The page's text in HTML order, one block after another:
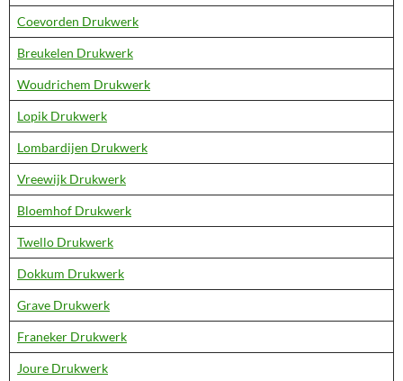
Coevorden Drukwerk
Breukelen Drukwerk
Woudrichem Drukwerk
Lopik Drukwerk
Lombardijen Drukwerk
Vreewijk Drukwerk
Bloemhof Drukwerk
Twello Drukwerk
Dokkum Drukwerk
Grave Drukwerk
Franeker Drukwerk
Joure Drukwerk